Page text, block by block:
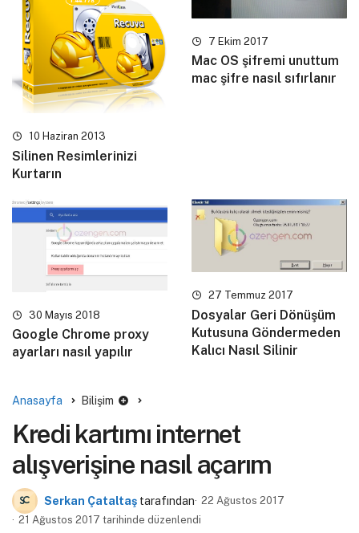
10 Haziran 2013
Silinen Resimlerinizi
Kurtarın
7 Ekim 2017
Mac OS şifremi unuttum
mac şifre nasıl sıfırlanır
30 Mayıs 2018
Google Chrome proxy
ayarları nasıl yapılır
27 Temmuz 2017
Dosyalar Geri Dönüşüm
Kutusuna Göndermeden
Kalıcı Nasıl Silinir
Anasayfa Bilişim
Kredi kartımı internet
alışverişine nasıl açarım
Serkan Çataltaş tarafından 22 Ağustos 2017
21 Ağustos 2017 tarihinde düzenlendi